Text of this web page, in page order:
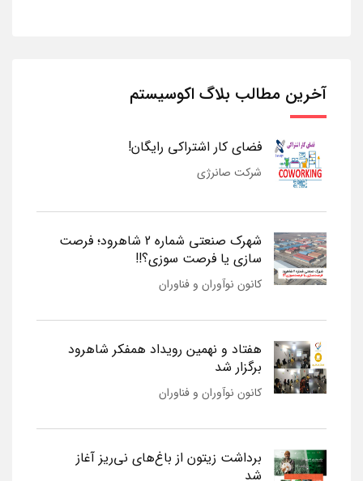
آخرین مطالب بلاگ اکوسیستم
فضای کار اشتراکی رایگان!
شرکت صانرژی
شهرک صنعتی شماره 2 شاهرود؛ فرصت
سازی یا فرصت سوزی؟!!
کانون نوآوران و فناوران
هفتاد و نهمین رویداد همفکر شاهرود
برگزار شد
کانون نوآوران و فناوران
برداشت زیتون از باغ‌های نی‌ریز آغاز
شد